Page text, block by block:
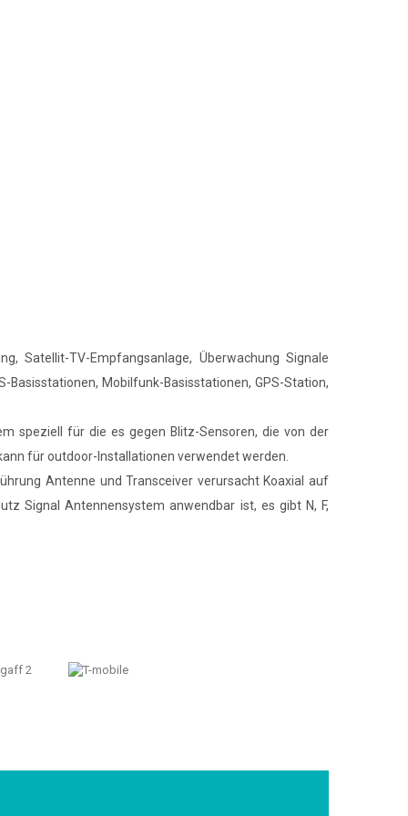
Satellit-TV-Empfangsanlage, Überwachung Signale
Mobilfunk-Basisstationen, GPS-Station,
speziell für die es gegen Blitz-Sensoren, die von der
für outdoor-Installationen verwendet werden.
Antenne und Transceiver verursacht Koaxial auf
Signal Antennensystem anwendbar ist, es gibt N, F,